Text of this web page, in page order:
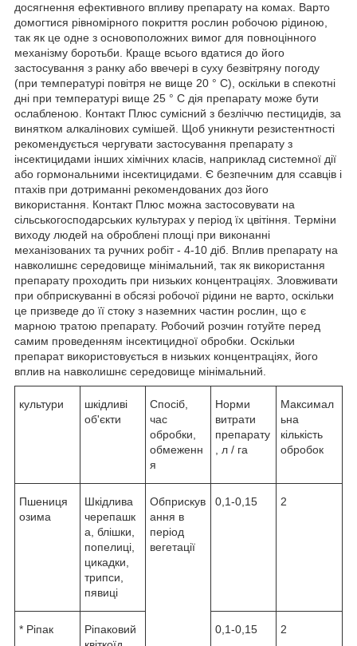
досягнення ефективного впливу препарату на комах. Варто
домогтися рівномірного покриття рослин робочою рідиною,
так як це одне з основоположних вимог для повноцінного
механізму боротьби. Краще всього вдатися до його
застосування з ранку або ввечері в суху безвітряну погоду
(при температурі повітря не вище 20 ° С), оскільки в спекотні
дні при температурі вище 25 ° С дія препарату може бути
ослабленою. Контакт Плюс сумісний з безліччю пестицидів, за
винятком алкалінових сумішей. Щоб уникнути резистентності
рекомендується чергувати застосування препарату з
інсектицидами інших хімічних класів, наприклад системної дії
або гормональними інсектицидами. Є безпечним для ссавців і
птахів при дотриманні рекомендованих доз його
використання. Контакт Плюс можна застосовувати на
сільськогосподарських культурах у період їх цвітіння. Терміни
виходу людей на оброблені площі при виконанні
механізованих та ручних робіт - 4-10 діб. Вплив препарату на
навколишнє середовище мінімальний, так як використання
препарату проходить при низьких концентраціях. Зловживати
при обприскуванні в обсязі робочої рідини не варто, оскільки
це призведе до її стоку з наземних частин рослин, що є
марною тратою препарату. Робочий розчин готуйте перед
самим проведенням інсектицидної обробки. Оскільки
препарат використовується в низьких концентраціях, його
вплив на навколишнє середовище мінімальний.
культури
шкідливі
об'єкти
Спосіб,
час
обробки,
обмеженн
я
Норми
витрати
препарату
, л / га
Максимал
ьна
кількість
обробок
Пшениця
озима
Шкідлива
черепашк
а, блішки,
попелиці,
цикадки,
трипси,
пявиці
Обприскув
ання в
період
вегетації
0,1-0,15 2
* Ріпак
Ріпаковий
0,1-0,15 2